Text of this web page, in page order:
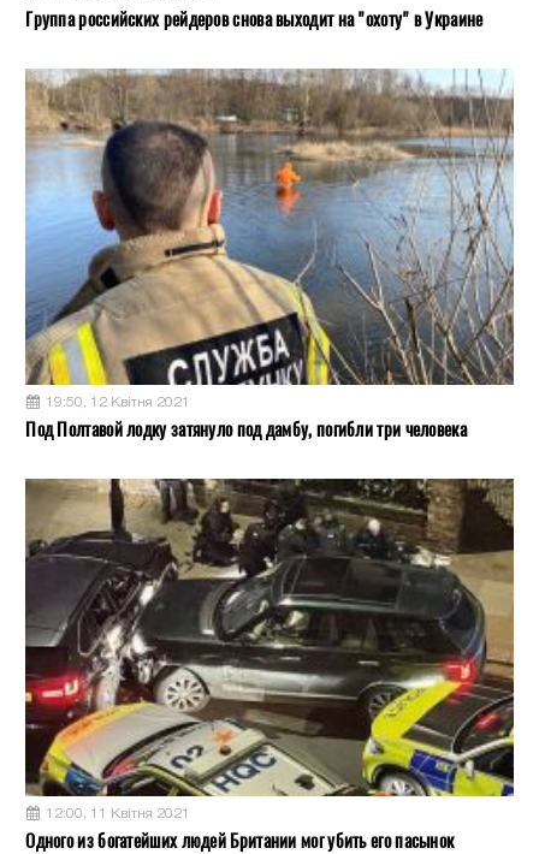
Группа российских рейдеров снова выходит на "охоту" в Украине
19:50, 12 Квітня 2021
Под Полтавой лодку затянуло под дамбу, погибли три человека
12:00, 11 Квітня 2021
Одного из богатейших людей Британии мог убить его пасынок